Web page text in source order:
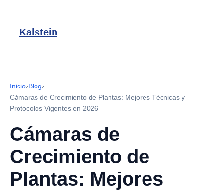
Kalstein
Inicio›Blog›
Cámaras de Crecimiento de Plantas: Mejores Técnicas y
Protocolos Vigentes en 2026
Cámaras de
Crecimiento de
Plantas: Mejores